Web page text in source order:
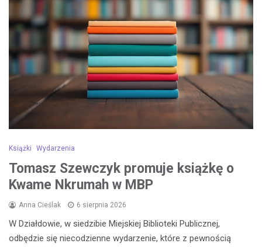
Książki Wydarzenia
Tomasz Szewczyk promuje książkę o
Kwame Nkrumah w MBP
Anna Cieślak 6 sierpnia 2026
W Działdowie, w siedzibie Miejskiej Biblioteki Publicznej,
odbędzie się niecodzienne wydarzenie, które z pewnością